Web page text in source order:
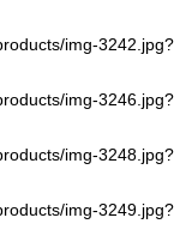
img-3242.jpg?
img-3246.jpg?
img-3248.jpg?
img-3249.jpg?